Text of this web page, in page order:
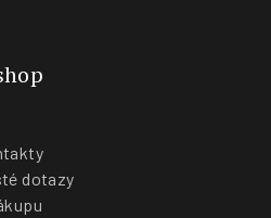
dotazy